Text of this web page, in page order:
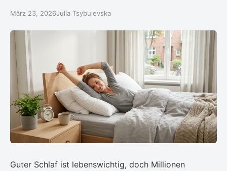
März 23, 2026Julia Tsybulevska
Guter Schlaf ist lebenswichtig, doch Millionen